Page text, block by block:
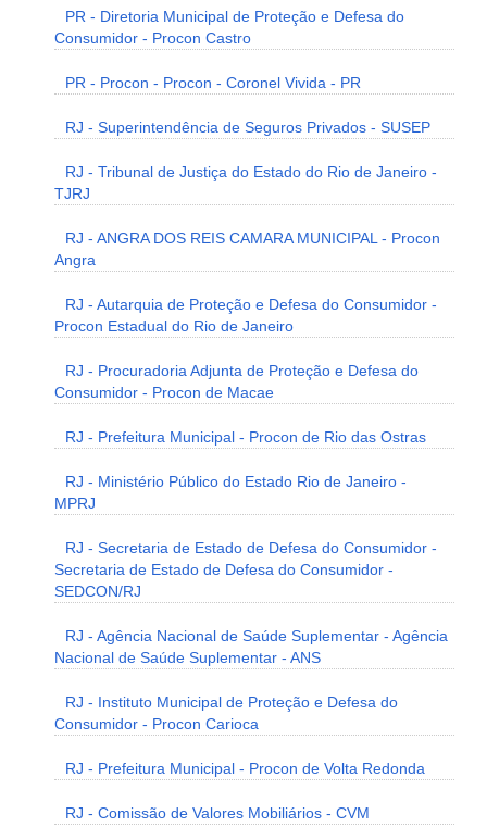
PR - Diretoria Municipal de Proteção e Defesa do
Consumidor - Procon Castro
PR - Procon - Procon - Coronel Vivida - PR
RJ - Superintendência de Seguros Privados - SUSEP
RJ - Tribunal de Justiça do Estado do Rio de Janeiro -
TJRJ
RJ - ANGRA DOS REIS CAMARA MUNICIPAL - Procon
Angra
RJ - Autarquia de Proteção e Defesa do Consumidor -
Procon Estadual do Rio de Janeiro
RJ - Procuradoria Adjunta de Proteção e Defesa do
Consumidor - Procon de Macae
RJ - Prefeitura Municipal - Procon de Rio das Ostras
RJ - Ministério Público do Estado Rio de Janeiro -
MPRJ
RJ - Secretaria de Estado de Defesa do Consumidor -
Secretaria de Estado de Defesa do Consumidor -
SEDCON/RJ
RJ - Agência Nacional de Saúde Suplementar - Agência
Nacional de Saúde Suplementar - ANS
RJ - Instituto Municipal de Proteção e Defesa do
Consumidor - Procon Carioca
RJ - Prefeitura Municipal - Procon de Volta Redonda
RJ - Comissão de Valores Mobiliários - CVM